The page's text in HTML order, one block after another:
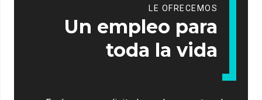
LE OFRECEMOS
Un empleo para
toda la vida